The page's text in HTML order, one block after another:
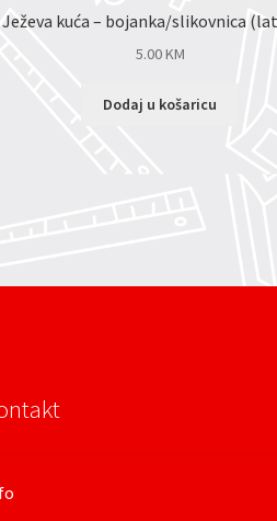
Ježeva kuća – bojanka/slikovnica
5.00KM
Dodaj u košaricu